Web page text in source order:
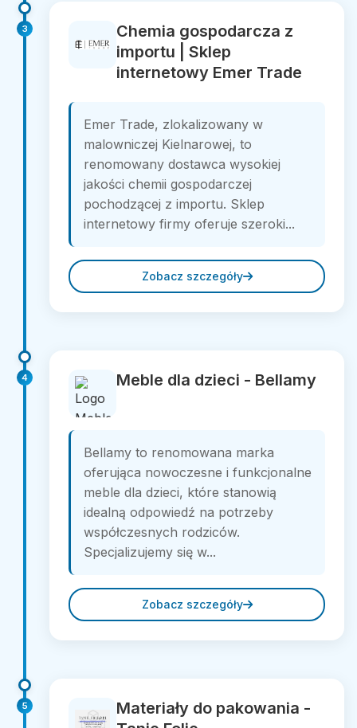
3
Chemia gospodarcza z
importu | Sklep
internetowy Emer Trade
Emer Trade, zlokalizowany w
malowniczej Kielnarowej, to
renomowany dostawca wysokiej
jakości chemii gospodarczej
pochodzącej z importu. Sklep
internetowy firmy oferuje szeroki...
Zobacz szczegóły
4 Meble dla dzieci - Bellamy
Bellamy to renomowana marka
oferująca nowoczesne i funkcjonalne
meble dla dzieci, które stanowią
idealną odpowiedź na potrzeby
współczesnych rodziców.
Specjalizujemy się w...
Zobacz szczegóły
5
Materiały do pakowania -